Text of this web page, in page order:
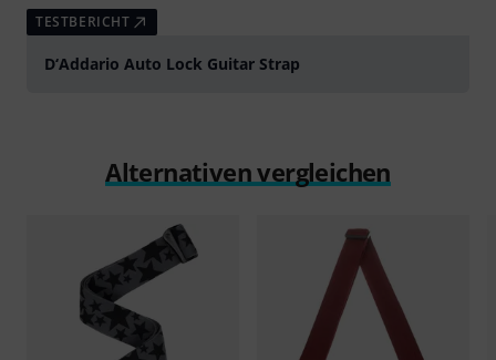
TESTBERICHT
D‘Addario Auto Lock Guitar Strap
Alternativen vergleichen